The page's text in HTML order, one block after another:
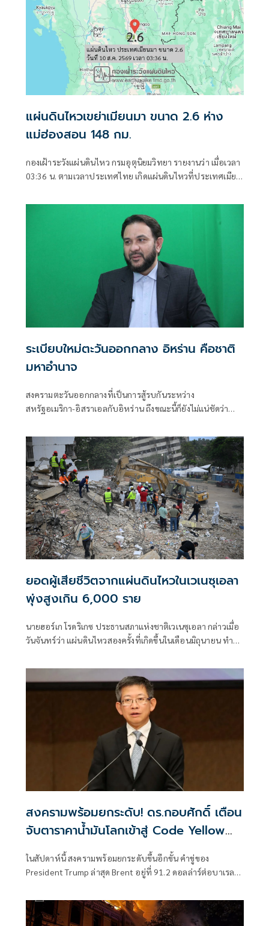
แผ่นดินไหวเขย่าเมียนมา ขนาด 2.6 ห่าง
แม่ฮ่องสอน 148 กม.
กองเฝ้าระวังแผ่นดินไหว กรมอุตุนิยมวิทยา รายงานว่า เมื่อเวลา
03:36 น. ตามเวลาประเทศไทย เกิดแผ่นดินไหวที่ประเทศเมีย
ระเบียบใหม่ตะวันออกกลาง อิหร่าน คือชาติ
มหาอำนาจ
สงครามตะวันออกกลางที่เป็นการสู้รบกันระหว่าง
สหรัฐอเมริกา-อิสราเอลกับอิหร่าน ถึงขณะนี้ก็ยังไม่แน่ชัดว่า
ไม่
ยอดผู้เสียชีวิตจากแผ่นดินไหวในเวเนซุเอลา
พุ่งสูงเกิน 6,000 ราย
นายฮอร์เก โรดริเกซ ประธานสภาแห่งชาติเวเนซุเอลา กล่าวเมื่อ
วันจันทร์ว่า แผ่นดินไหวสองครั้งที่เกิดขึ้นในเดือนมิถุนายน ทำให้
สงครามพร้อมยกระดับ! ดร.กอบศักดิ์ เตือน
จับตาราคาน้ำมันโลกเข้าสู่ Code Yellow
ในสัปดาห์นี้ สงครามพร้อมยกระดับขึ้นอีกขั้น คำขู่ของ
President Trump ล่าสุด Brent อยู่ที่ 91.2 ดอลล่าร์ต่อบาเรล
ของ 2 ฝ่าย